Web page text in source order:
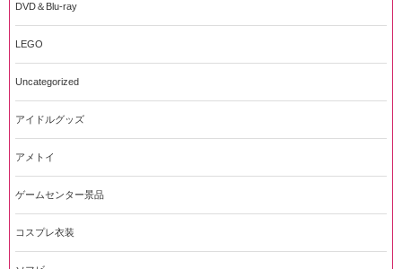
DVD＆Blu-ray
LEGO
Uncategorized
アイドルグッズ
アメトイ
ゲームセンター景品
コスプレ衣装